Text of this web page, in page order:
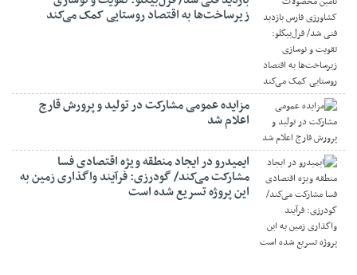
زیرساخت‌ها به اقتصاد روستایی کمک می‌کند
مزایده عمومی مشارکت در تولید و پرورش قارچ
اعلام شد
ایمیدرو در ایجاد منطقه ویژه اقتصادی فسا
مشارکت می‌کند/ گودرزی: فرآیند واگذاری زمین به
این پروژه تسریع شده است